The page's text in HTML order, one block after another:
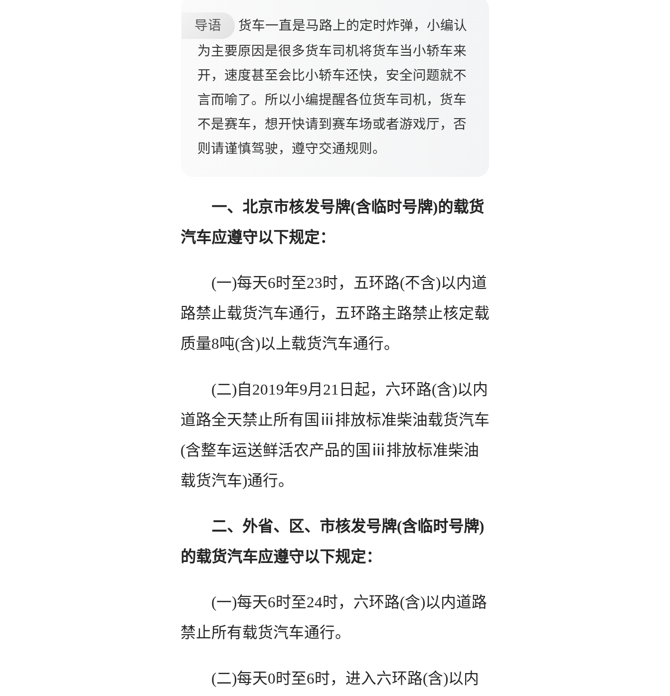
导语
货车一直是马路上的定时炸弹，小编认
为主要原因是很多货车司机将货车当小轿车来
开，速度甚至会比小轿车还快，安全问题就不
言而喻了。所以小编提醒各位货车司机，货车
不是赛车，想开快请到赛车场或者游戏厅，否
则请谨慎驾驶，遵守交通规则。
一、北京市核发号牌(含临时号牌)的载货
汽车应遵守以下规定：
(一)每天6时至23时，五环路(不含)以内道
路禁止载货汽车通行，五环路主路禁止核定载
质量8吨(含)以上载货汽车通行。
(二)自2019年9月21日起，六环路(含)以内
道路全天禁止所有国ⅲ排放标准柴油载货汽车
(含整车运送鲜活农产品的国ⅲ排放标准柴油
载货汽车)通行。
二、外省、区、市核发号牌(含临时号牌)
的载货汽车应遵守以下规定：
(一)每天6时至24时，六环路(含)以内道路
禁止所有载货汽车通行。
(二)每天0时至6时，进入六环路(含)以内